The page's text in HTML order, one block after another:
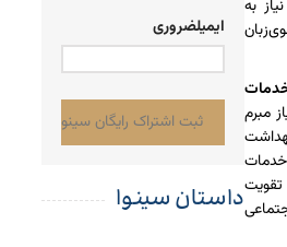
به
مبرم
ایمیلضروری
داستان سینوا